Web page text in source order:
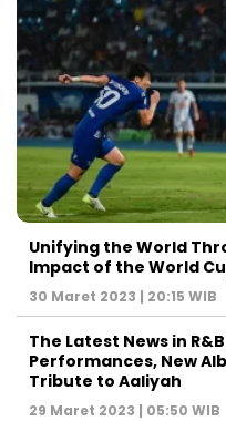
Unifying the World
Impact of the World
30 Maret 2023 | 20:15 WIB
The Latest News in
Performances, New
Tribute to Aaliyah
29 Maret 2023 | 05:50 WIB